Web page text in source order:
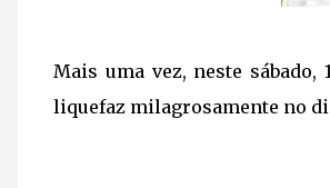
Mais uma vez, neste sábado,
liquefaz milagrosamente no